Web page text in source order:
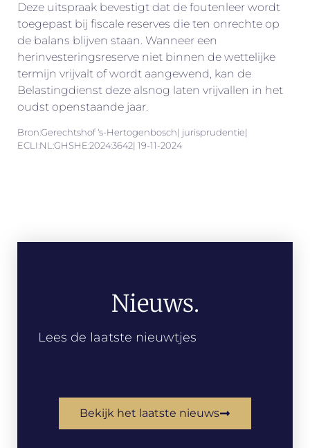
Deze uitspraak bevestigt dat de foutenleer wordt
toegepast bij fiscale reserves die ten onrechte op
de balans blijven staan. Wanneer een
herinvesteringsreserve niet binnen de wettelijke
termijn vrijvalt of wordt aangewend, kan de
Belastingdienst deze alsnog laten vrijvallen in het
oudst openstaande jaar.
Bron:Gerechtshof ‘s-Hertogenbosch| jurisprudentie|
ECLI:NL:GHSHE:2024:3642| 19-11-2024
Nieuws.
Lees de laatste nieuwtjes
Bekijk het laatste nieuws